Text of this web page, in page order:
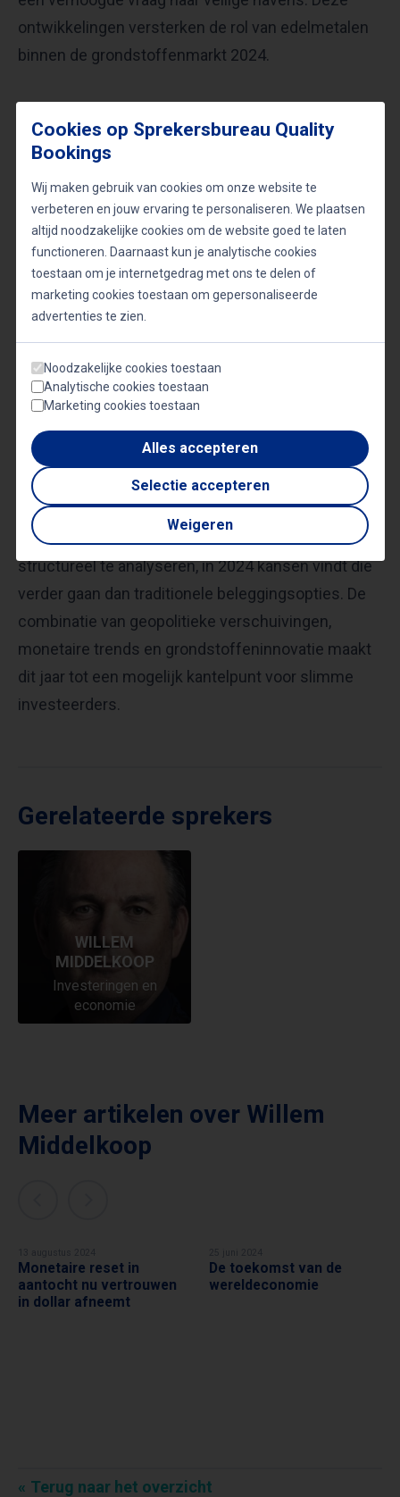
ontwikkelingen versterken de rol van edelmetalen
binnen de grondstoffenmarkt 2024.
timing
een strategische en goed geïnformeerde aanpak.
Wie zich richt op ondergewaardeerde segmenten
zoals goudmijnaandelen en junior miners, kan
profiteren van toekomstige correcties en
overnames. Daarbij is timing cruciaal: beleggers die
te laat instappen, missen vaak de grootste
rendementen. Actief volgen van geopolitieke
trends en de ontwikkelingen in de valutamarkt helpt
instapmomenten.
Willem Middelkoop benadrukt dat wie bereid is om
diepgaand onderzoek te doen en de markt
structureel te analyseren, in 2024 kansen vindt die
verder gaan dan traditionele beleggingsopties. De
combinatie van geopolitieke verschuivingen,
monetaire trends en grondstoffeninnovatie maakt
dit jaar tot een mogelijk kantelpunt voor slimme
investeerders.
Gerelateerde sprekers
WILLEM
MIDDELKOOP
Investeringen en
economie
Meer artikelen over Willem
Middelkoop
WILLEM MIDDELKOOP
Monetaire reset in
aantocht nu vertrouwen
in dollar afneemt
WILLEM MIDDELKOOP
De toekomst van de
wereldeconomie
Terug naar het overzicht
Cookies op Sprekersbureau Quality
Bookings
Wij maken gebruik van cookies om onze website te
verbeteren en jouw ervaring te personaliseren. We plaatsen
altijd noodzakelijke cookies om de website goed te laten
functioneren. Daarnaast kun je analytische cookies
toestaan om je internetgedrag met ons te delen of
marketing cookies toestaan om gepersonaliseerde
advertenties te zien.
Noodzakelijke cookies toestaan
Analytische cookies toestaan
Marketing cookies toestaan
Alles accepteren
Selectie accepteren
Weigeren